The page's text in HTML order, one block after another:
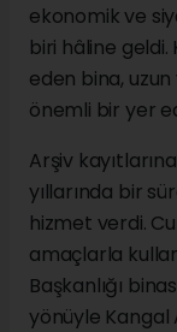
ekonomik ve
biri hâline geldi.
eden bina,
önemli bir yer
Arşiv
yıllarında bir
hizmet verdi.
amaçlarla
Başkanlığı
yönüyle Kangal